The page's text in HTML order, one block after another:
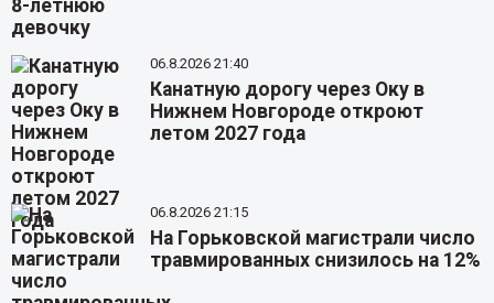
06.8.2026 21:40
Канатную дорогу через Оку в
Нижнем Новгороде откроют
летом 2027 года
06.8.2026 21:15
На Горьковской магистрали число
травмированных снизилось на 12%